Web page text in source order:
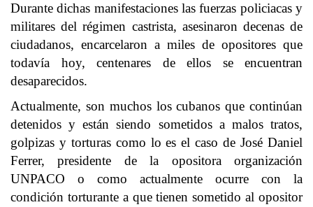
Durante dichas manifestaciones las fuerzas policiacas y
militares del régimen castrista, asesinaron decenas de
ciudadanos, encarcelaron a miles de opositores que
todavía hoy, centenares de ellos se encuentran
desaparecidos.
Actualmente, son muchos los cubanos que continúan
detenidos y están siendo sometidos a malos tratos,
golpizas y torturas como lo es el caso de José Daniel
Ferrer, presidente de la opositora organización
UNPACO o como actualmente ocurre con la
condición torturante a que tienen sometido al opositor